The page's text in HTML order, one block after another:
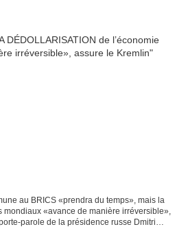
au BRICS «prendra du temps», mais la
«avance de manière irréversible»,
parole de la présidence russe Dmitri